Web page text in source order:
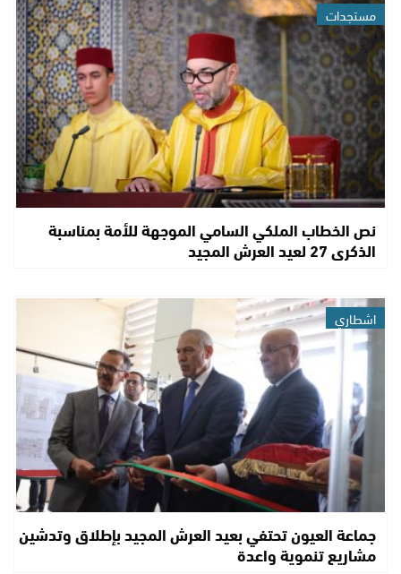
مستجدات
نص الخطاب الملكي السامي الموجهة للأمة بمناسبة
الذكرى 27 لعيد العرش المجيد
اشطاري
جماعة العيون تحتفي بعيد العرش المجيد بإطلاق وتدشين
مشاريع تنموية واعدة